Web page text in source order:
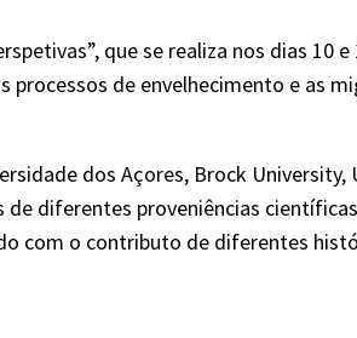
que se realiza nos dias 10
de envelhecimento e as
dos Açores, Brock
diferentes proveniências
com o contributo de diferentes